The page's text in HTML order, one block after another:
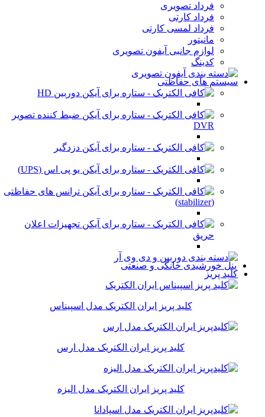
فرداد تصویری
فرداد کارتی
فرداد لمسی کارتی
مانیتور
لوازم جانبی آیفون تصویری
کدینگ
سیستم های حفاظتی
دوربین HD
ضبط کننده تصویر
DVR
دزدگیر
یو پی اس (UPS)
ترانس های حفاظتی
(stabilizer)
تجهیزات اعلان
حریق
پنل خورشیدی خانگی و صنعتی
کلید پریز
کلید پریز ایران الکتریک مدل اسپیناس
کلید پریز ایران الکتریک مدل ارس
کلید پریز ایران الکتریک مدل الیزه